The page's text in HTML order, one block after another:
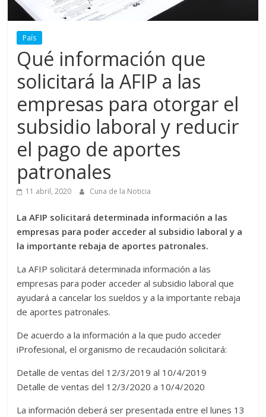
País
Qué información que
solicitará la AFIP a las
empresas para otorgar el
subsidio laboral y reducir
el pago de aportes
patronales
11 abril, 2020 Cuna de la Noticia
La AFIP solicitará determinada información a las
empresas para poder acceder al subsidio laboral y a
la importante rebaja de aportes patronales.
La AFIP solicitará determinada información a las
empresas para poder acceder al subsidio laboral que
ayudará a cancelar los sueldos y a la importante rebaja
de aportes patronales.
De acuerdo a la información a la que pudo acceder
iProfesional, el organismo de recaudación solicitará:
Detalle de ventas del 12/3/2019 al 10/4/2019
Detalle de ventas del 12/3/2020 a 10/4/2020
La información deberá ser presentada entre el lunes 13